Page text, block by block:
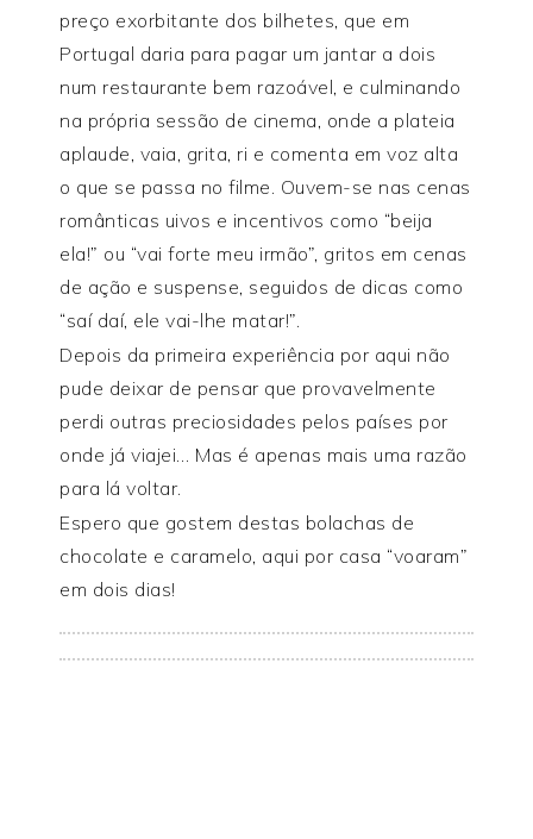
preço exorbitante dos bilhetes, que em
Portugal daria para pagar um jantar a dois
num restaurante bem razoável, e culminando
na própria sessão de cinema, onde a plateia
aplaude, vaia, grita, ri e comenta em voz alta
o que se passa no filme. Ouvem-se nas cenas
românticas uivos e incentivos como “beija
ela!” ou “vai forte meu irmão”, gritos em cenas
de ação e suspense, seguidos de dicas como
“saí daí, ele vai-lhe matar!”.
Depois da primeira experiência por aqui não
pude deixar de pensar que provavelmente
perdi outras preciosidades pelos países por
onde já viajei… Mas é apenas mais uma razão
para lá voltar.
Espero que gostem destas bolachas de
chocolate e caramelo, aqui por casa “voaram”
em dois dias!